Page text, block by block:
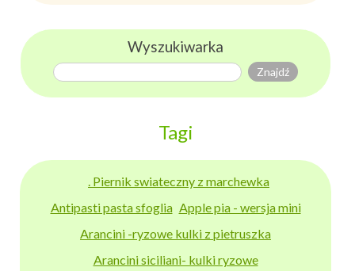
Wyszukiwarka
Tagi
. Piernik swiateczny z marchewka
Antipasti pasta sfoglia Apple pia - wersja mini
Arancini -ryzowe kulki z pietruszka
Arancini siciliani- kulki ryzowe